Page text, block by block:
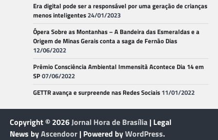
Era digital pode ser a responsável por uma geração de crianças
menos inteligentes24/01/2023
Ópera Sobre as Montanhas – A Bandeira das Esmeraldas e a
Origem de Minas Gerais conta a saga de Fernão Dias
12/06/2022
Prêmio Consciência Ambiental Immensità Acontece Dia 14 em
SP07/06/2022
GETTR avança e surpreende nas Redes Sociais 11/01/2022
Copyright © 2026Jornal Hora de Brasília | Legal
News byAscendoor | Powered byWordPress.